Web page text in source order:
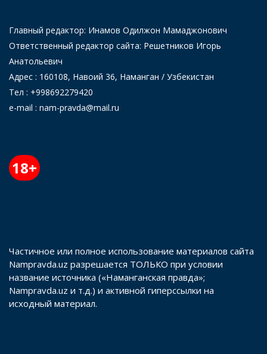
Главный редактор: Инамов Одилжон Мамаджонович
Ответственный редактор сайта: Решетников Игорь
Анатольевич
Адрес : 160108, Навоий 36, Наманган / Узбекистан
Тел : +998692279420
e-mail : nam-pravda@mail.ru
18+
Частичное или полное использование материалов сайта
Nampravda.uz разрешается ТОЛЬКО при условии
название источника («Наманганская правда»;
Nampravda.uz и т.д.) и активной гиперссылки на
исходный материал.